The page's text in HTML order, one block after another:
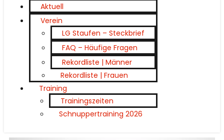
Aktuell
Verein
LG Staufen – Steckbrief
FAQ – Häufige Fragen
Rekordliste | Männer
Rekordliste | Frauen
Training
Trainingszeiten
Schnuppertraining 2026